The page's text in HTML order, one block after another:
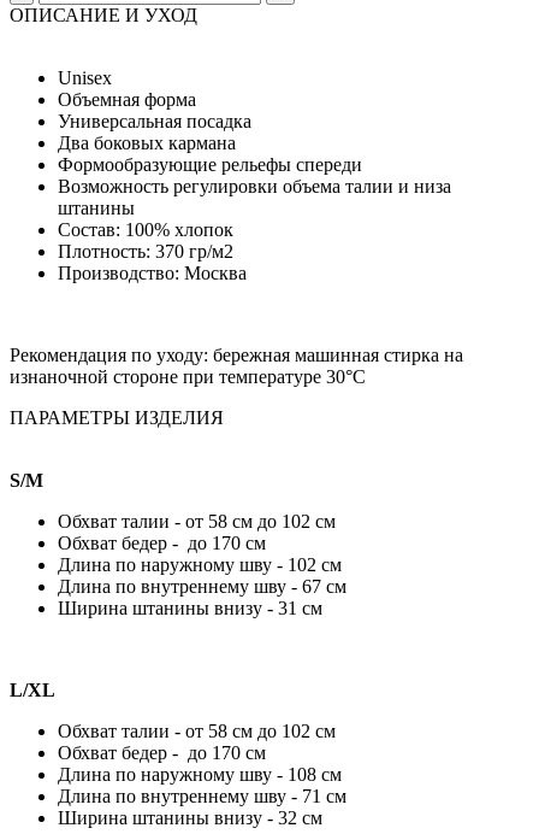
ОПИСАНИЕ И УХОД
Unisex
Объемная форма
Универсальная посадка
Два боковых кармана
Формообразующие рельефы спереди
Возможность регулировки объема талии и низа
штанины
Состав: 100% хлопок
Плотность: 370 гр/м2
Производство: Москва
Рекомендация по уходу: бережная машинная стирка на
изнаночной стороне при температуре 30°С
ПАРАМЕТРЫ ИЗДЕЛИЯ
S/M
Обхват талии - от 58 см до 102 см
Обхват бедер - до 170 см
Длина по наружному шву - 102 см
Длина по внутреннему шву - 67 см
Ширина штанины внизу - 31 см
L/XL
Обхват талии - от 58 см до 102 см
Обхват бедер - до 170 см
Длина по наружному шву - 108 см
Длина по внутреннему шву - 71 см
Ширина штанины внизу - 32 см